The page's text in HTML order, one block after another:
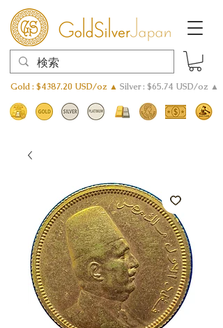
Gold : $4387.20 USD/oz ▲ Silver : $65.74 USD/oz ▲